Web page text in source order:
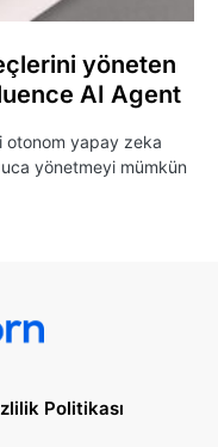
yöneten
AI Agent
otonom yapay zeka
yönetmeyi mümkün
Politikası